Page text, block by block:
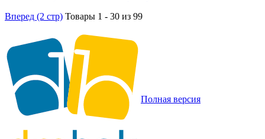
Вперед (2 стр) Товары 1 - 30 из 99
Полная версия